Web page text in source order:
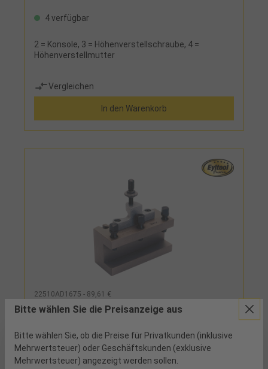
4 verfügbar
2 = Konsole, 3 = Höhenverstellschraube, 4 =
Höhenverstellmutter
Vergleichen
In den Warenkorb
22510AD1675 - 89,61 €
Drehstahlhalter D für
6 verfügbar
Bitte wählen Sie die Preisanzeige aus
Bitte wählen Sie, ob die Preise für Privatkunden (inklusive
Mehrwertsteuer) oder Geschäftskunden (exklusive
Mehrwertsteuer) angezeigt werden sollen.